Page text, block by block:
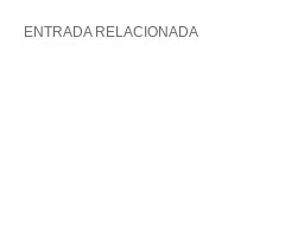
ENTRADA RELACIONADA